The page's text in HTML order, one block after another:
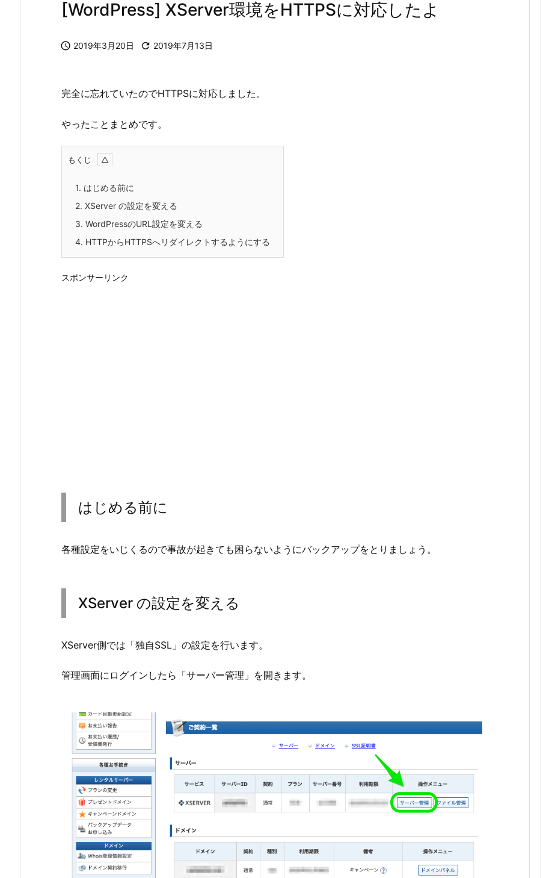
[WordPress] XServer環境をHTTPSに対応したよ
 2019年3月20日  2019年7月13日
完全に忘れていたのでHTTPSに対応しました。
やったことまとめです。
もくじ
1. はじめる前に
2. XServer の設定を変える
3. WordPressのURL設定を変える
4. HTTPからHTTPSへリダイレクトするようにする
スポンサーリンク
はじめる前に
各種設定をいじくるので事故が起きても困らないようにバックアップをとりましょう。
XServer の設定を変える
XServer側では「独自SSL」の設定を行います。
管理画面にログインしたら「サーバー管理」を開きます。